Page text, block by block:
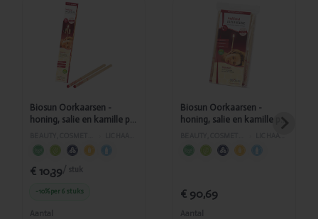
Toegevoegd
Biosun
Oorkaarsen -
honing, salie
en kamille per
2
Biosun Oorkaarsen -
honing, salie en kamille per
€ 10,39/ stuk
-10%per 6 stuks
Aantal
Biosun
Oorkaarsen -
honing, salie
en kamille per
Biosun Oorkaarsen -
honing, salie en kamille per
€ 90,69
Aantal